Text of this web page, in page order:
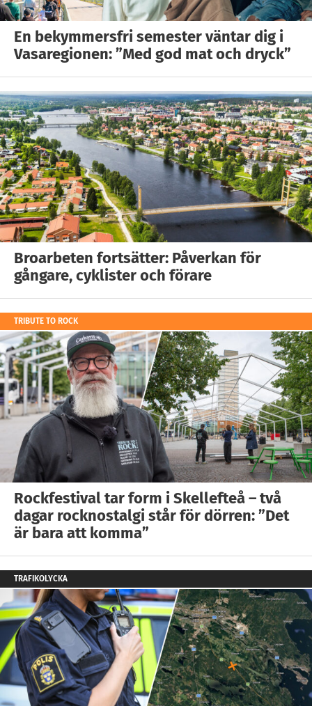
En bekymmersfri semester väntar dig i
Vasaregionen: ”Med god mat och dryck”
Broarbeten fortsätter: Påverkan för
gångare, cyklister och förare
TRIBUTE TO ROCK
Rockfestival tar form i Skellefteå – två
dagar rocknostalgi står för dörren: ”Det
är bara att komma”
TRAFIKOLYCKA